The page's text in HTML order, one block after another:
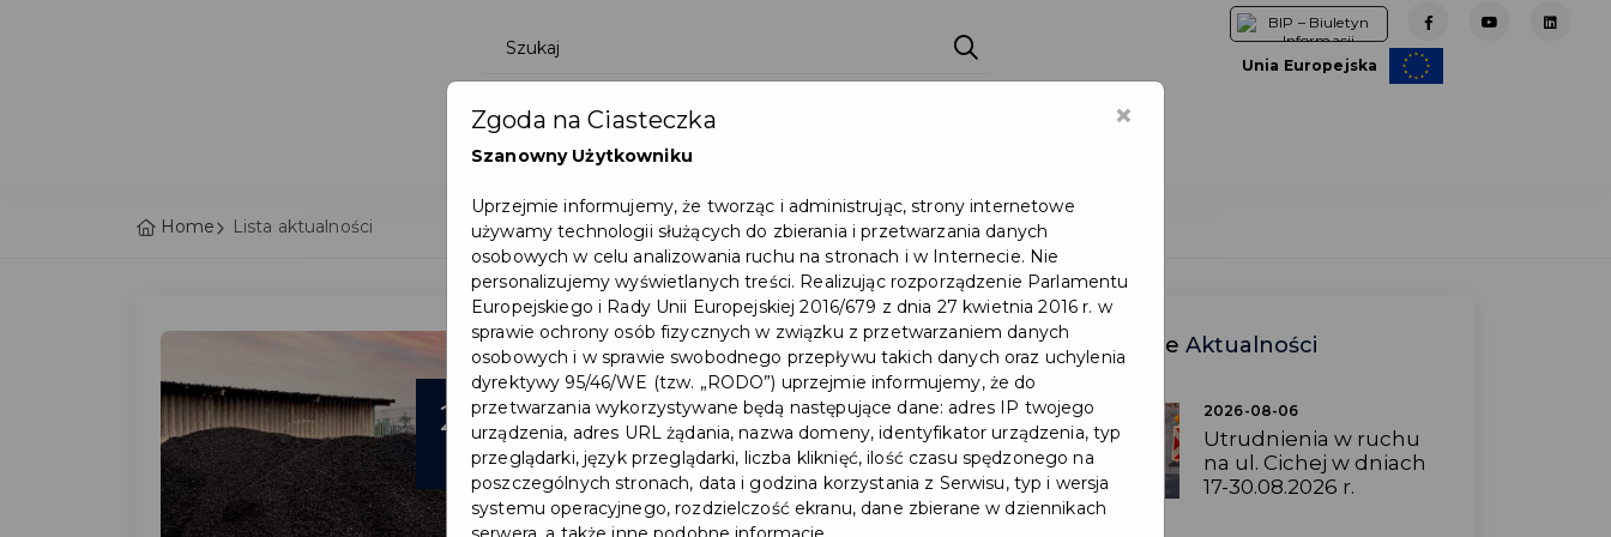
Unia Europejska
Home Lista aktualności
25
sty
Do końca kwietnia węgiel
na preferencyjnych
warunkach
#WĘGIEL
Ostatnie Aktualności
2026-08-06
Utrudnienia w ruchu
na ul. Cichej w dniach
17-30.08.2026 r.
×
Zgoda na Ciasteczka
Szanowny Użytkowniku
Uprzejmie informujemy, że tworząc i administrując, strony internetowe
używamy technologii służących do zbierania i przetwarzania danych
osobowych w celu analizowania ruchu na stronach i w Internecie. Nie
personalizujemy wyświetlanych treści. Realizując rozporządzenie Parlamentu
Europejskiego i Rady Unii Europejskiej 2016/679 z dnia 27 kwietnia 2016 r. w
sprawie ochrony osób fizycznych w związku z przetwarzaniem danych
osobowych i w sprawie swobodnego przepływu takich danych oraz uchylenia
dyrektywy 95/46/WE (tzw. „RODO”) uprzejmie informujemy, że do
przetwarzania wykorzystywane będą następujące dane: adres IP twojego
urządzenia, adres URL żądania, nazwa domeny, identyfikator urządzenia, typ
przeglądarki, język przeglądarki, liczba kliknięć, ilość czasu spędzonego na
poszczególnych stronach, data i godzina korzystania z Serwisu, typ i wersja
systemu operacyjnego, rozdzielczość ekranu, dane zbierane w dziennikach